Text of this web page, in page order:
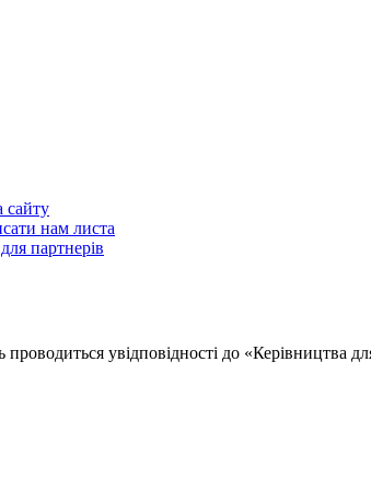
сайту
нам листа
партнерів
проводиться увідповідності до «Керівництва